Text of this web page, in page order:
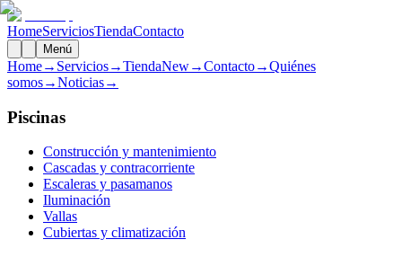
HomeServiciosTiendaContacto
Menú
Home→ Servicios→TiendaNew→Contacto→Quiénes
somos→Noticias→
Piscinas
Construcción y mantenimiento
Cascadas y contracorriente
Escaleras y pasamanos
Iluminación
Vallas
Cubiertas y climatización